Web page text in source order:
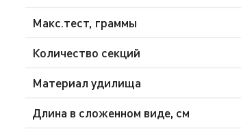
Макс.тест, граммы
Количество секций
Материал удилища
Длина в сложенном виде, см